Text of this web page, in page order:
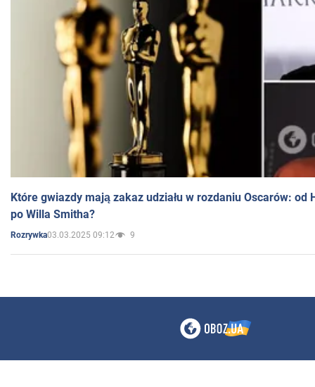
Które gwiazdy mają zakaz udziału w rozdaniu Oscarów: od
po Willa Smitha?
Rozrywka03.03.2025 09:12 9